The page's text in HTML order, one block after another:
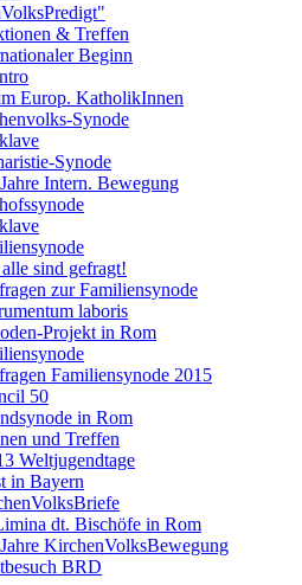
& Treffen
Beginn
Europ. KatholikInnen
Synode
Synode
Intern. Bewegung
sind gefragt!
zur Familiensynode
laboris
Projekt in Rom
Familiensynode 2015
50
in Rom
und Treffen
Weltjugendtage
in Bayern
dt. Bischöfe in Rom
KirchenVolksBewegung
BRD